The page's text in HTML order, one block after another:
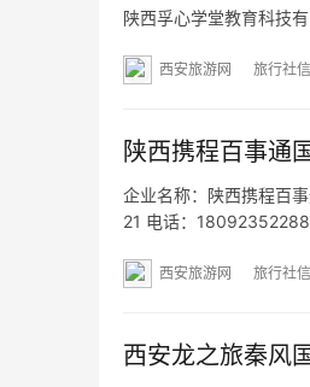
陕西孚心学堂教育科技
西安旅游网 旅行社
陕西携程百事通
企业名称：陕西携程百
21 电话：
西安旅游网 旅行社
西安龙之旅秦风